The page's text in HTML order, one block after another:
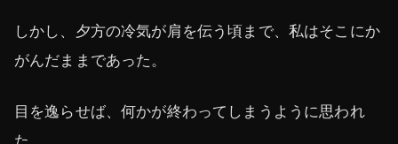
しかし、夕方の冷気が肩を伝う頃まで、私はそこにか
がんだままであった。
目を逸らせば、何かが終わってしまうように思われ